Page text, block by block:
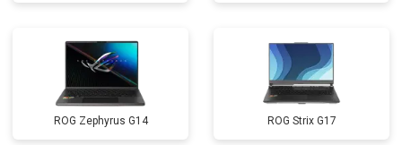
ROG Zephyrus G14 ROG Strix G17